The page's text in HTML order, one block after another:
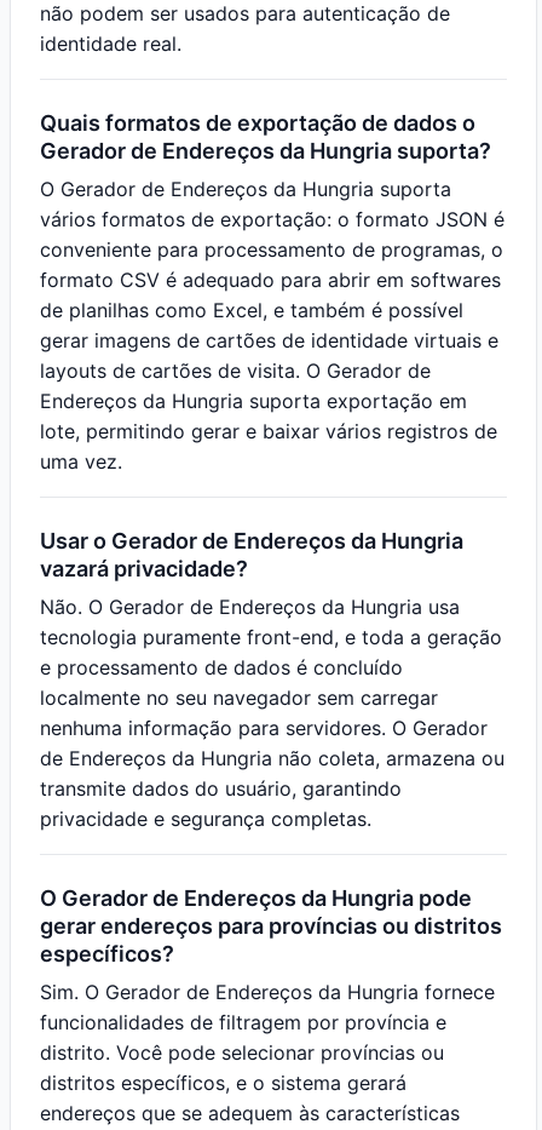
não podem ser usados para autenticação de
identidade real.
Quais formatos de exportação de dados o
Gerador de Endereços da Hungria suporta?
O Gerador de Endereços da Hungria suporta
vários formatos de exportação: o formato JSON é
conveniente para processamento de programas, o
formato CSV é adequado para abrir em softwares
de planilhas como Excel, e também é possível
gerar imagens de cartões de identidade virtuais e
layouts de cartões de visita. O Gerador de
Endereços da Hungria suporta exportação em
lote, permitindo gerar e baixar vários registros de
uma vez.
Usar o Gerador de Endereços da Hungria
vazará privacidade?
Não. O Gerador de Endereços da Hungria usa
tecnologia puramente front-end, e toda a geração
e processamento de dados é concluído
localmente no seu navegador sem carregar
nenhuma informação para servidores. O Gerador
de Endereços da Hungria não coleta, armazena ou
transmite dados do usuário, garantindo
privacidade e segurança completas.
O Gerador de Endereços da Hungria pode
gerar endereços para províncias ou distritos
específicos?
Sim. O Gerador de Endereços da Hungria fornece
funcionalidades de filtragem por província e
distrito. Você pode selecionar províncias ou
distritos específicos, e o sistema gerará
endereços que se adequem às características